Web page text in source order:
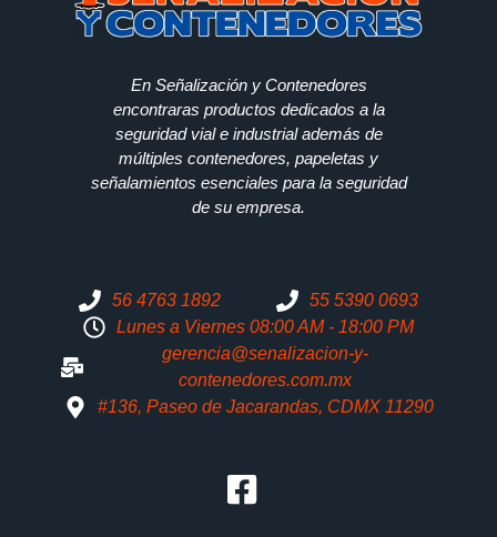
En Señalización y Contenedores
encontraras productos dedicados a la
seguridad vial e industrial además de
múltiples contenedores, papeletas y
señalamientos esenciales para la seguridad
de su empresa.
56 4763 1892
55 5390 0693
Lunes a Viernes 08:00 AM - 18:00 PM
gerencia@senalizacion-y-
contenedores.com.mx
#136, Paseo de Jacarandas, CDMX 11290